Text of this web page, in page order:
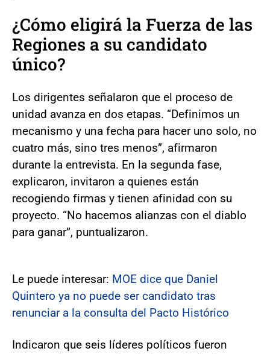
¿Cómo eligirá la Fuerza de las
Regiones a su candidato
único?
Los dirigentes señalaron que el proceso de
unidad avanza en dos etapas. “Definimos un
mecanismo y una fecha para hacer uno solo, no
cuatro más, sino tres menos”, afirmaron
durante la entrevista. En la segunda fase,
explicaron, invitaron a quienes están
recogiendo firmas y tienen afinidad con su
proyecto. “No hacemos alianzas con el diablo
para ganar”, puntualizaron.
Le puede interesar: MOE dice que Daniel
Quintero ya no puede ser candidato tras
renunciar a la consulta del Pacto Histórico
Indicaron que seis líderes políticos fueron